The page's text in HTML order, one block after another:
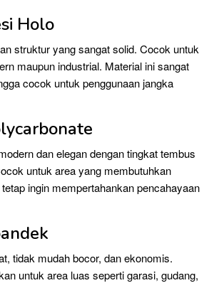
Holo
struktur yang sangat solid. Cocok untuk
maupun industrial. Material ini sangat
cocok untuk penggunaan jangka
dan elegan dengan tingkat tembus
untuk area yang membutuhkan
ingin mempertahankan pencahayaan
tidak mudah bocor, dan ekonomis.
untuk area luas seperti garasi, gudang,